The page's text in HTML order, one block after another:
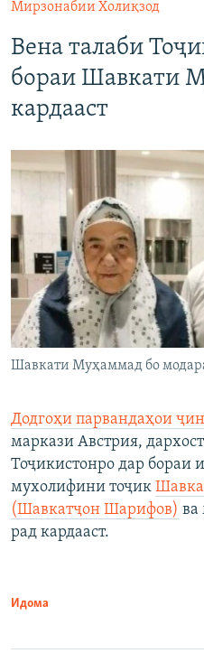
Мирзонабии Холиқзод
Вена талаби
бораи Шавкати
кардааст
Шавкати Муҳаммад бо
Додгоҳи парвандаҳои
маркази Австрия,
Тоҷикистонро дар бораи
мухолифини тоҷик
(Шавкатҷон Шарифов) ва
рад кардааст.
Идома